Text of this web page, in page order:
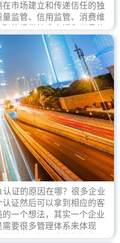
市场建立和传递信任的独
监管、信用监管、消费维
能提供技术支撑和可靠依
认证的原因在哪？很多企业
证然后可以拿到相应的客
一个想法，其实一个企业
要很多管理体系来体现
创立，但是我们如何去证